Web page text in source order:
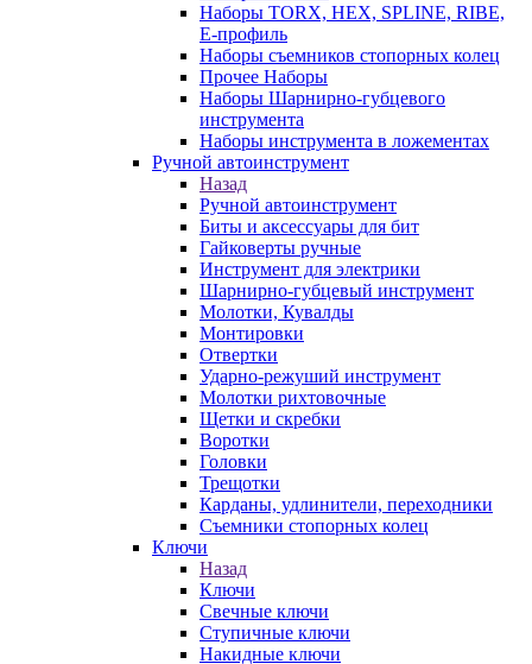
Наборы TORX, HEX, SPLINE, RIBE,
E-профиль
Наборы съемников стопорных колец
Прочее Наборы
Наборы Шарнирно-губцевого
инструмента
Наборы инструмента в ложементах
Ручной автоинструмент
Назад
Ручной автоинструмент
Биты и аксессуары для бит
Гайковерты ручные
Инструмент для электрики
Шарнирно-губцевый инструмент
Молотки, Кувалды
Монтировки
Отвертки
Ударно-режуший инструмент
Молотки рихтовочные
Щетки и скребки
Воротки
Головки
Трещотки
Карданы, удлинители, переходники
Съемники стопорных колец
Ключи
Назад
Ключи
Свечные ключи
Ступичные ключи
Накидные ключи